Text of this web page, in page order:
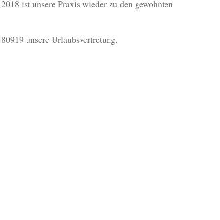
ist unsere Praxis wieder zu den gewohnten
unsere Urlaubsvertretung.